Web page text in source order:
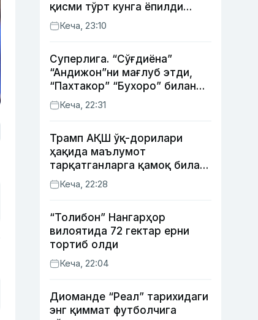
қисми тўрт кунга ёпилди
(харита)
Кеча, 23:10
Суперлига. “Сўғдиёна”
“Андижон”ни мағлуб этди,
“Пахтакор” “Бухоро” билан
жанговар дуранг қайд этди
Кеча, 22:31
Трамп АҚШ ўқ-дорилари
ҳақида маълумот
тарқатганларга қамоқ билан
таҳдид қилди
Кеча, 22:28
“Толибон” Нангарҳор
вилоятида 72 гектар ерни
тортиб олди
Кеча, 22:04
Диоманде “Реал” тарихидаги
энг қиммат футболчига